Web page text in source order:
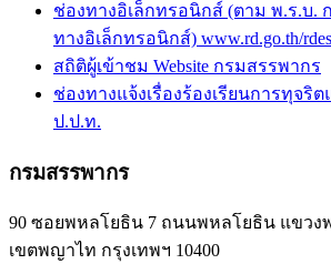
ช่องทางอิเล็กทรอนิกส์ (ตาม พ.ร.บ.
ทางอิเล็กทรอนิกส์) www.rd.go.th/
สถิติผู้เข้าชม Website กรมสรรพากร
ช่องทางแจ้งเรื่องร้องเรียนการทุจริ
ป.ป.ท.
กรมสรรพากร
90 ซอยพหลโยธิน 7 ถนนพหลโยธิน แขวง
เขตพญาไท กรุงเทพฯ 10400